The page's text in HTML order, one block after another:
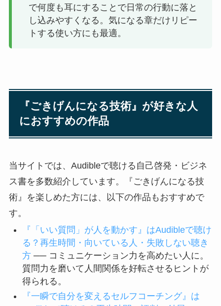
で何度も耳にすることで日常の行動に落と
し込みやすくなる。気になる章だけリピー
トする使い方にも最適。
『ごきげんになる技術』が好きな人
におすすめの作品
当サイトでは、Audibleで聴ける自己啓発・ビジネ
ス書を多数紹介しています。『ごきげんになる技
術』を楽しめた方には、以下の作品もおすすめで
す。
『「いい質問」が人を動かす』はAudibleで聴け
る？再生時間・向いている人・失敗しない聴き
方── コミュニケーション力を高めたい人に。
質問力を磨いて人間関係を好転させるヒントが
得られる。
『一瞬で自分を変えるセルフコーチング』は